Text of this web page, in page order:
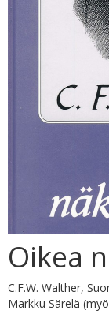
Oikea
C.F.W. Walther,
Markku Särelä